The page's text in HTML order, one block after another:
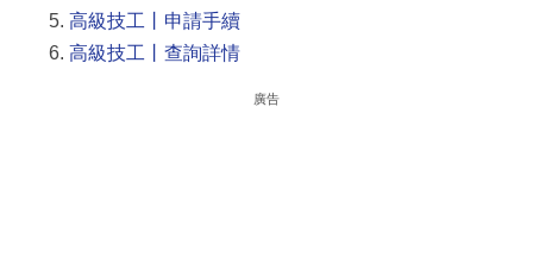
高級技工丨申請手續
高級技工丨查詢詳情
廣告